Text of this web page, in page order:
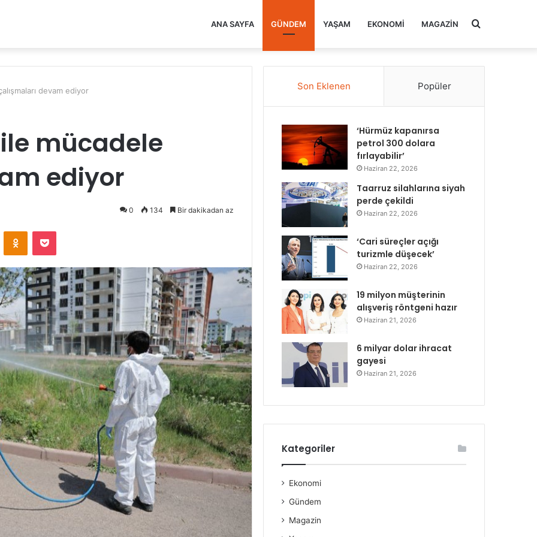
ANA SAYFA GÜNDEM YAŞAM EKONOMI MAGAZIN Arama
devam ediyor
mücadele
ediyor
0 134 Bir dakikadan az
Odnoklassniki
Pocket
Son Eklenen Popüler
‘Hürmüz kapanırsa
petrol 300 dolara
fırlayabilir’
Haziran 22, 2026
Taarruz silahlarına siyah
perde çekildi
Haziran 22, 2026
‘Cari süreçler açığı
turizmle düşecek’
Haziran 22, 2026
19 milyon müşterinin
alışveriş röntgeni hazır
Haziran 21, 2026
6 milyar dolar ihracat
gayesi
Haziran 21, 2026
Kategoriler
Ekonomi
Gündem
Magazin